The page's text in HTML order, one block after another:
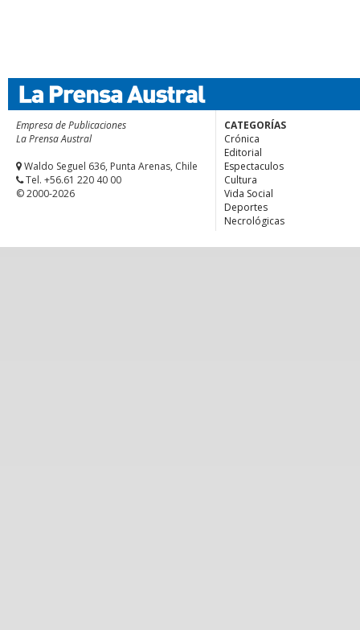
Empresa de Publicaciones
La Prensa Austral
Waldo Seguel 636, Punta Arenas, Chile
Tel. +56.61 220 40 00
© 2000-2026
CATEGORÍAS
Crónica
Editorial
Espectaculos
Cultura
Vida Social
Deportes
Necrológicas